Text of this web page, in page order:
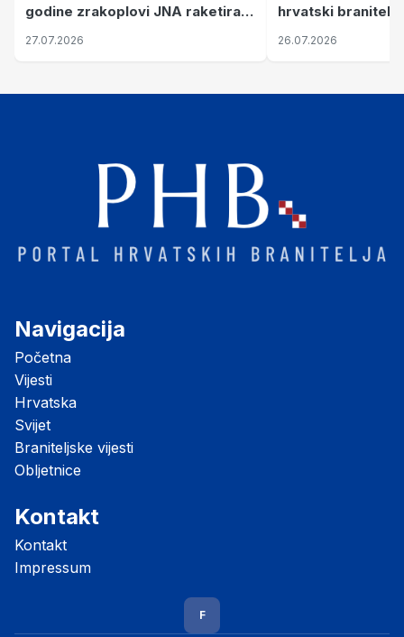
godine zrakoplovi JNA raketirali
su vojarnu i obučni centar "Nikola
27.07.2026
hrvatski branitelji
pronalaze mir
26.07.2026
Navigacija
Početna
Vijesti
Hrvatska
Svijet
Braniteljske vijesti
Obljetnice
Kontakt
Kontakt
Impressum
F